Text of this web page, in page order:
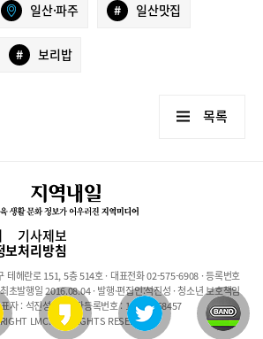
일산·파주 # 일산맛집
# 보리밥
목록
기사제보
보처리방침
테헤란로 151, 5층 514호 · 대표전화 02-575-6908 · 등록번호
발행일 2016.08.04 · 발행·편집인:석진성 · 청소년 보호책임
자 : 석진성 · 사업자등록번호 : 101-86-68457
LMC. ALL RIGHTS RESERVED.